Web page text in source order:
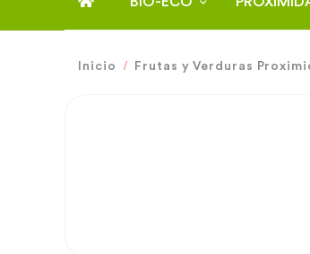
Inicio Frutas y Verduras